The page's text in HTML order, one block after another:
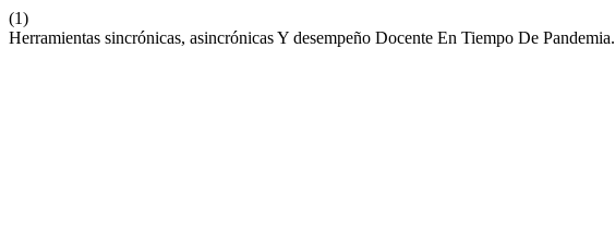
(1)
Herramientas sincrónicas, asincrónicas Y desempeño Docente En Tiempo De Pandemia.